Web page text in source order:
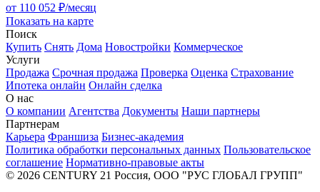
от 110 052 ₽/месяц
Показать на карте
Поиск
Купить Снять Дома Новостройки Коммерческое
Услуги
Продажа Срочная продажа Проверка Оценка Страхование
Ипотека онлайн Онлайн сделка
О нас
О компании Агентства Документы Наши партнеры
Партнерам
Карьера Франшиза Бизнес-академия
Политика обработки персональных данных Пользовательское
соглашение Нормативно-правовые акты
© 2026 CENTURY 21 Россия, ООО "РУС ГЛОБАЛ ГРУПП"